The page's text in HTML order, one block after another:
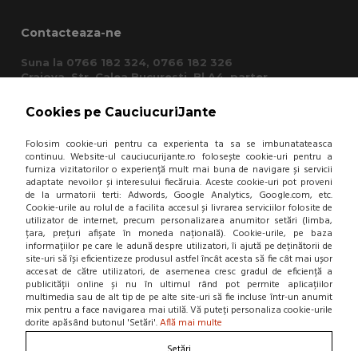
Cookies pe CauciucuriJante
Folosim cookie-uri pentru ca experienta ta sa se imbunatateasca
continuu. Website-ul cauciucurijante.ro folosește cookie-uri pentru a
furniza vizitatorilor o experiență mult mai buna de navigare și servicii
adaptate nevoilor și interesului fiecăruia. Aceste cookie-uri pot proveni
de la urmatorii terti: Adwords, Google Analytics, Google.com, etc.
Cookie-urile au rolul de a facilita accesul și livrarea serviciilor folosite de
utilizator de internet, precum personalizarea anumitor setări (limba,
țara, prețuri afișate în moneda națională). Cookie-urile, pe baza
informațiilor pe care le adună despre utilizatori, îi ajută pe deținătorii de
site-uri să își eficientizeze produsul astfel încât acesta să fie cât mai ușor
accesat de către utilizatori, de asemenea cresc gradul de eficiență a
publicității online și nu în ultimul rând pot permite aplicațiilor
multimedia sau de alt tip de pe alte site-uri să fie incluse într-un anumit
mix pentru a face navigarea mai utilă. Vă puteți personaliza cookie-urile
dorite apăsând butonul 'Setări'.Află mai multe
Contacteaza-ne
Suna la 0766 182 324, 0766 182 326
Craiova, Str. Calea Bucuresti, Bl A4, parter
office@cauciucurijante.ro
Fii la curent cu noutatile!